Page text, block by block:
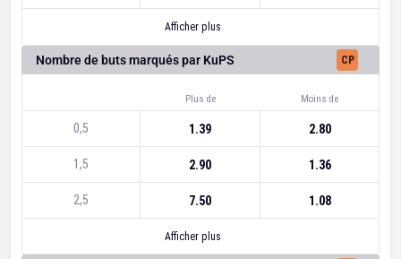
Afficher plus
Nombre de buts marqués par KuPS CP
Plus de Moins de
0,5 1.39 2.80
1,5 2.90 1.36
2,5 7.50 1.08
Afficher plus